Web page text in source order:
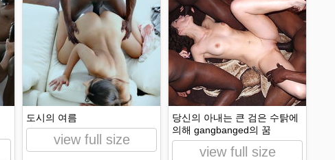
도시의 여름
view full size
당신의 아내는 큰 검은 수탉에
의해 gangbanged의 꿈
view full size